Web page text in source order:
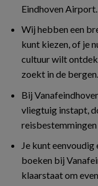
Eindhoven Airport.
Wij hebben een
kunt kiezen, of je
cultuur wilt
zoekt in de bergen.
Bij
vliegtuig instapt,
reisbestemmingen
Je kunt
boeken bij
klaarstaat om